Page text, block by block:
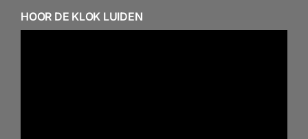
HOOR DE KLOK LUIDEN